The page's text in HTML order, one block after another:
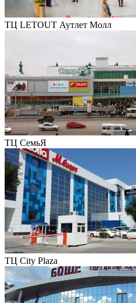
ТЦ LETOUT Аутлет Молл
ТЦ СемьЯ
ТЦ City Plaza